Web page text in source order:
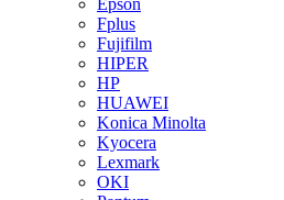
Epson
Fplus
Fujifilm
HIPER
HP
HUAWEI
Konica Minolta
Kyocera
Lexmark
OKI